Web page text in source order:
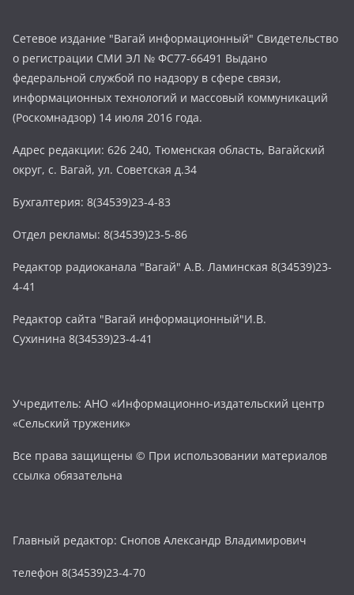
Сетевое издание "Вагай информационный" Свидетельство
о регистрации СМИ ЭЛ № ФС77-66491 Выдано
федеральной службой по надзору в сфере связи,
информационных технологий и массовый коммуникаций
(Роскомнадзор) 14 июля 2016 года.
Адрес редакции: 626 240, Тюменская область, Вагайский
округ, с. Вагай, ул. Советская д.34
Бухгалтерия: 8(34539)23-4-83
Отдел рекламы: 8(34539)23-5-86
Редактор радиоканала "Вагай" А.В. Ламинская 8(34539)23-
4-41
Редактор сайта "Вагай информационный"И.В.
Сухинина 8(34539)23-4-41
Учредитель: АНО «Информационно-издательский центр
«Сельский труженик»
Все права защищены © При использовании материалов
ссылка обязательна
Главный редактор: Снопов Александр Владимирович
телефон 8(34539)23-4-70